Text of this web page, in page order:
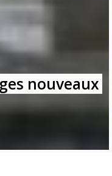
nouveaux